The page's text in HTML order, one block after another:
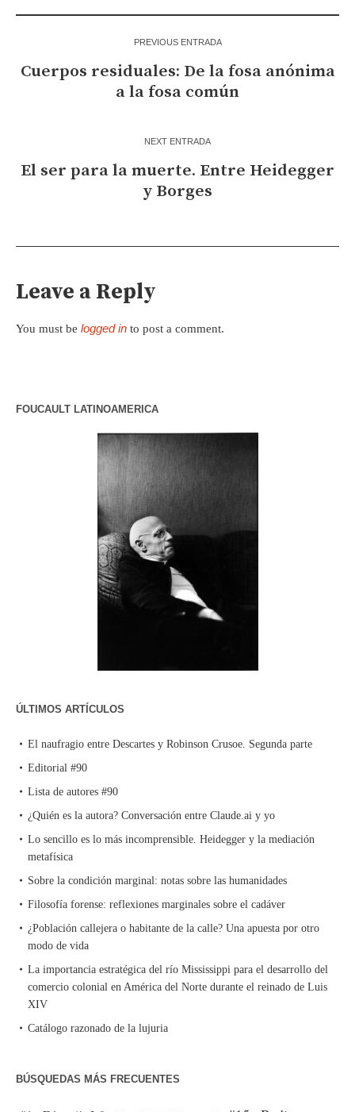
PREVIOUS ENTRADA
Cuerpos residuales: De la fosa anónima
a la fosa común
NEXT ENTRADA
El ser para la muerte. Entre Heidegger
y Borges
Leave a Reply
You must be logged in to post a comment.
FOUCAULT LATINOAMERICA
ÚLTIMOS ARTÍCULOS
El naufragio entre Descartes y Robinson Crusoe. Segunda parte
Editorial #90
Lista de autores #90
¿Quién es la autora? Conversación entre Claude.ai y yo
Lo sencillo es lo más incomprensible. Heidegger y la mediación
metafísica
Sobre la condición marginal: notas sobre las humanidades
Filosofía forense: reflexiones marginales sobre el cadáver
¿Población callejera o habitante de la calle? Una apuesta por otro
modo de vida
La importancia estratégica del río Mississippi para el desarrollo del
comercio colonial en América del Norte durante el reinado de Luis
XIV
Catálogo razonado de la lujuria
BÚSQUEDAS MÁS FRECUENTES